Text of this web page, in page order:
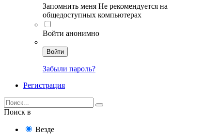
Запомнить меня Не рекомендуется на
общедоступных компьютерах
Войти анонимно
Войти
Забыли пароль?
Регистрация
Поиск в
Везде